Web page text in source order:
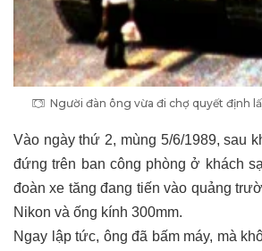
Người đàn ông vừa đi chợ quyết định
Vào ngày thứ 2, mùng 5/6/1989, sau
đứng trên ban công phòng ở khách
đoàn xe tăng đang tiến vào quảng
Nikon và ống kính 300mm.
Ngay lập tức, ông đã bấm máy, mà